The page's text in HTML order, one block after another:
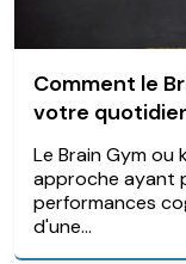
Comment le
votre
Le Brain Gym ou
approche ayant
performances
d'une...